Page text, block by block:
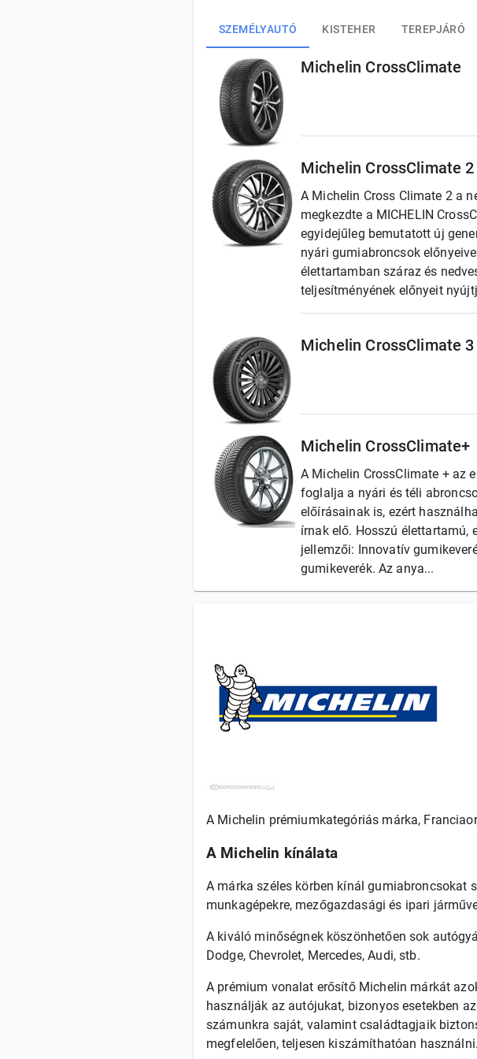
SZEMÉLYAUTÓ KISTEHER TEREPJÁRÓ
Michelin CrossClimate
Michelin CrossClimate 2
A Michelin Cross Climate 2 a
megkezdte a MICHELIN
egyidejűleg bemutatott új
nyári gumiabroncsok
élettartamban száraz és
teljesítményének előnyeit
Michelin CrossClimate 3
Michelin CrossClimate+
A Michelin CrossClimate + az
foglalja a nyári és téli
előírásainak is, ezért
írnak elő. Hosszú élettartamú,
jellemzői: Innovatív
gumikeverék. Az anya...
A Michelin prémiumkategóriás márka,
A Michelin kínálata
A márka széles körben kínál gumiabroncsokat
munkagépekre, mezőgazdasági és ipari
A kiváló minőségnek köszönhetően sok
Dodge, Chevrolet, Mercedes, Audi, stb.
A prémium vonalat erősítő Michelin márkát
használják az autójukat, bizonyos esetekben
számunkra saját, valamint családtagjaik
megfelelően, teljesen kiszámíthatóan használni.